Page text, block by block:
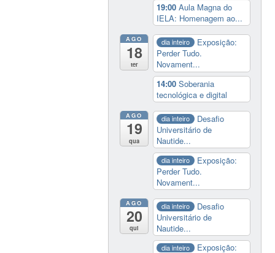
19:00Aula Magna do
IELA: Homenagem ao...
AGO
18
ter
dia inteiro
Exposição:
Perder Tudo.
Novament...
14:00Soberania
tecnológica e digital
AGO
19
qua
dia inteiro
Desafio
Universitário de
Nautide...
dia inteiro
Exposição:
Perder Tudo.
Novament...
AGO
20
qui
dia inteiro
Desafio
Universitário de
Nautide...
dia inteiro
Exposição: